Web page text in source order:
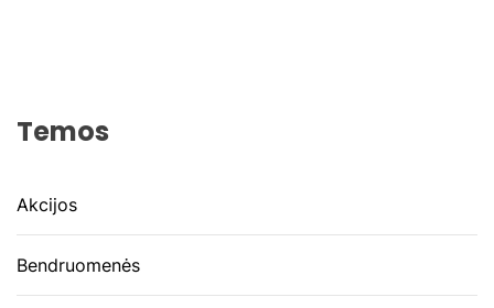
Temos
Akcijos
Bendruomenės